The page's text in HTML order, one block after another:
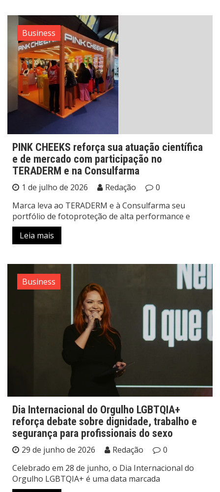
Business
PINK CHEEKS reforça sua atuação científica
e de mercado com participação no
TERADERM e na Consulfarma
1 de julho de 2026 Redação
0
Marca leva ao TERADERM e à Consulfarma seu
portfólio de fotoproteção de alta performance e
Leia mais
Business
Dia Internacional do Orgulho LGBTQIA+
reforça debate sobre dignidade, trabalho e
segurança para profissionais do sexo
29 de junho de 2026 Redação
0
Celebrado em 28 de junho, o Dia Internacional do
Orgulho LGBTQIA+ é uma data marcada